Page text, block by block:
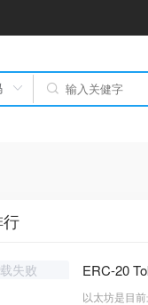
行
失败
以太坊是目